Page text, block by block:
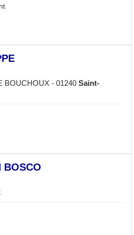
BOUCHOUX - 01240Saint-
BOSCO